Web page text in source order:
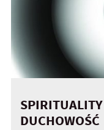
DUCHOWOŚĆ